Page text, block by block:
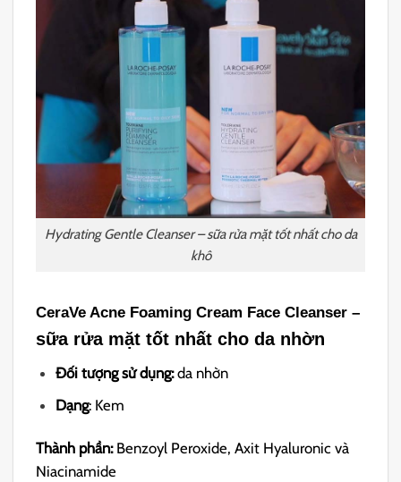
Hydrating Gentle Cleanser – sữa rửa mặt tốt nhất cho da
khô
CeraVe Acne Foaming Cream Face Cleanser –
sữa rửa mặt tốt nhất cho da nhờn
Đối tượng sử dụng:da nhờn
Dạng: Kem
Thành phần: Benzoyl Peroxide, Axit Hyaluronic và
Niacinamide